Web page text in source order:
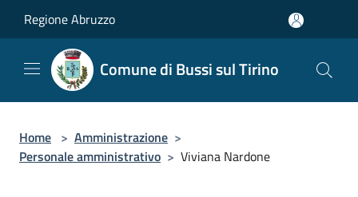
Regione Abruzzo
Comune di Bussi sul Tirino
Home > Amministrazione >
Personale amministrativo > Viviana Nardone